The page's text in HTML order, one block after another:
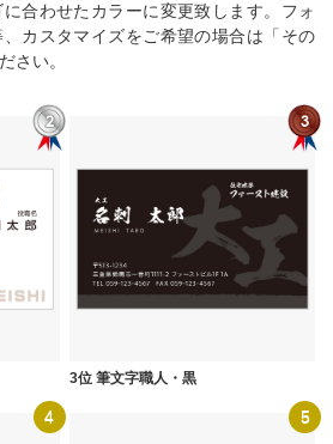
合わせたカラーに変更致します。フォ
カスタマイズをご希望の場合は「その
さい。
3位 筆文字職人・黒
4 5